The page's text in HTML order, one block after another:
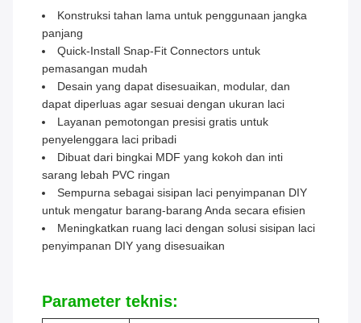
Konstruksi tahan lama untuk penggunaan jangka
panjang
Quick-Install Snap-Fit Connectors untuk
pemasangan mudah
Desain yang dapat disesuaikan, modular, dan
dapat diperluas agar sesuai dengan ukuran laci
Layanan pemotongan presisi gratis untuk
penyelenggara laci pribadi
Dibuat dari bingkai MDF yang kokoh dan inti
sarang lebah PVC ringan
Sempurna sebagai sisipan laci penyimpanan DIY
untuk mengatur barang-barang Anda secara efisien
Meningkatkan ruang laci dengan solusi sisipan laci
penyimpanan DIY yang disesuaikan
Parameter teknis: